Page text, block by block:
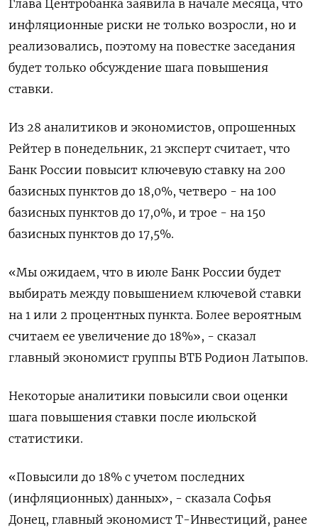
Глава Центробанка заявила в начале месяца, что
инфляционные риски не только возросли, но и
реализовались, поэтому на повестке заседания
будет только обсуждение шага повышения
ставки.
Из 28 аналитиков и экономистов, опрошенных
Рейтер в понедельник, 21 эксперт считает, что
Банк России повысит ключевую ставку на 200
базисных пунктов до 18,0%, четверо - на 100
базисных пунктов до 17,0%, и трое - на 150
базисных пунктов до 17,5%.
«Мы ожидаем, что в июле Банк России будет
выбирать между повышением ключевой ставки
на 1 или 2 процентных пункта. Более вероятным
считаем ее увеличение до 18%», - сказал
главный экономист группы ВТБ Родион Латыпов.
Некоторые аналитики повысили свои оценки
шага повышения ставки после июльской
статистики.
«Повысили до 18% с учетом последних
(инфляционных) данных», - сказала Софья
Донец, главный экономист Т-Инвестиций, ранее